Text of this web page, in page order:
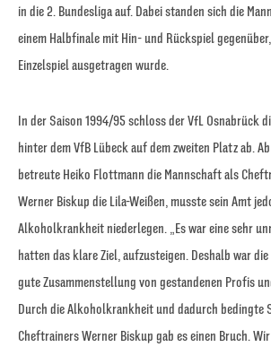
in die 2. Bundesliga auf. Dabei standen sich die
einem Halbfinale mit Hin- und Rückspiel
Einzelspiel ausgetragen wurde.
In der Saison 1994/95 schloss der VfL Osnabrück
hinter dem VfB Lübeck auf dem zweiten Platz ab.
betreute Heiko Flottmann die Mannschaft als
Werner Biskup die Lila-Weißen, musste sein Amt
Alkoholkrankheit niederlegen. „Es war eine sehr
hatten das klare Ziel, aufzusteigen. Deshalb war
gute Zusammenstellung von gestandenen Profis
Durch die Alkoholkrankheit und dadurch bedingte
Cheftrainers Werner Biskup gab es einen Bruch.